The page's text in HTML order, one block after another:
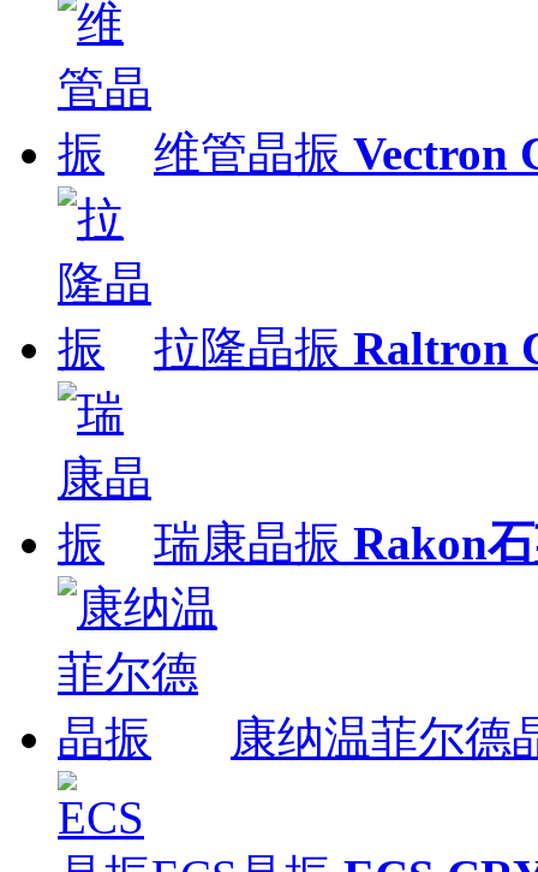
维管晶振 Vectron
拉隆晶振 Raltron
瑞康晶振 Rakon
康纳温菲尔德